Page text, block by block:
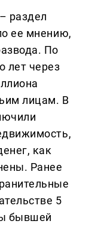
раздел
ее мнению,
По
лет через
лицам. В
как
Ранее
5
бывшей